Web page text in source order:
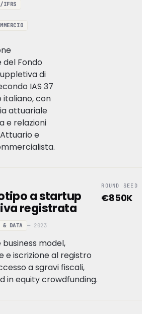
IFRS
Fondo
di
IAS 37
con
attuariale
e relazioni
e
a startup
registrata
& DATA — 2023
business model,
e iscrizione al registro
a sgravi fiscali,
in equity crowdfunding.
ROUND SEED
€850K